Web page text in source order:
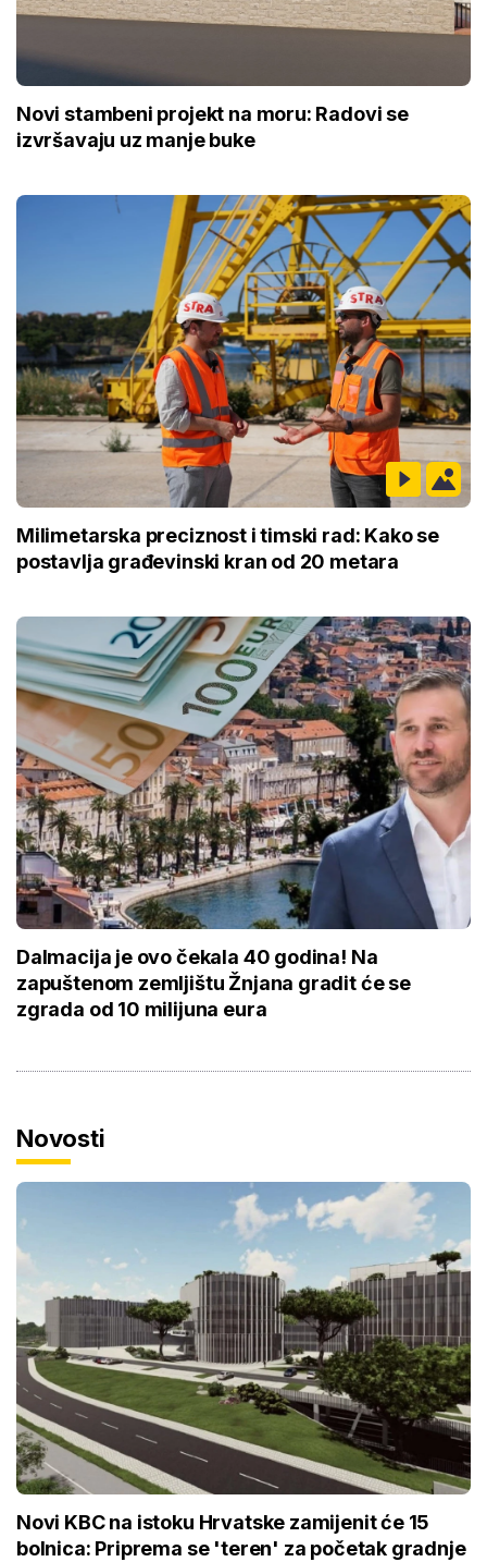
Novi stambeni projekt na moru: Radovi se
izvršavaju uz manje buke
Milimetarska preciznost i timski rad: Kako se
postavlja građevinski kran od 20 metara
Dalmacija je ovo čekala 40 godina! Na
zapuštenom zemljištu Žnjana gradit će se
zgrada od 10 milijuna eura
Novosti
Novi KBC na istoku Hrvatske zamijenit će 15
bolnica: Priprema se 'teren' za početak gradnje